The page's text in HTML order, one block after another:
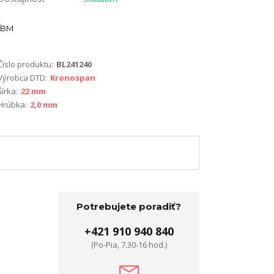
BM
produktu: BL241240
DTD: Kronospan
22 mm
2,0 mm
Potrebujete poradiť?
+421 910 940 840
(Po-Pia, 7.30-16 hod.)